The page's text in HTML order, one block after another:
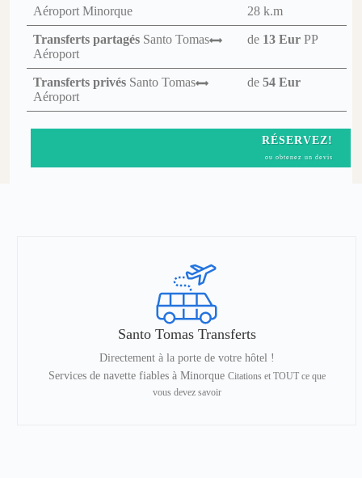
Aéroport Minorque 28 k.m
Transferts partagés Santo Tomas
Aéroport
de 13 Eur PP
Transferts privés Santo Tomas
Aéroport
de 54 Eur
RÉSERVEZ!
ou obtenez un devis
Santo Tomas Transferts
Directement à la porte de votre hôtel !
Services de navette fiables à Minorque Citations et TOUT ce que
vous devez savoir